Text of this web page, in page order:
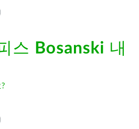
)
스 Bosanski 내
)